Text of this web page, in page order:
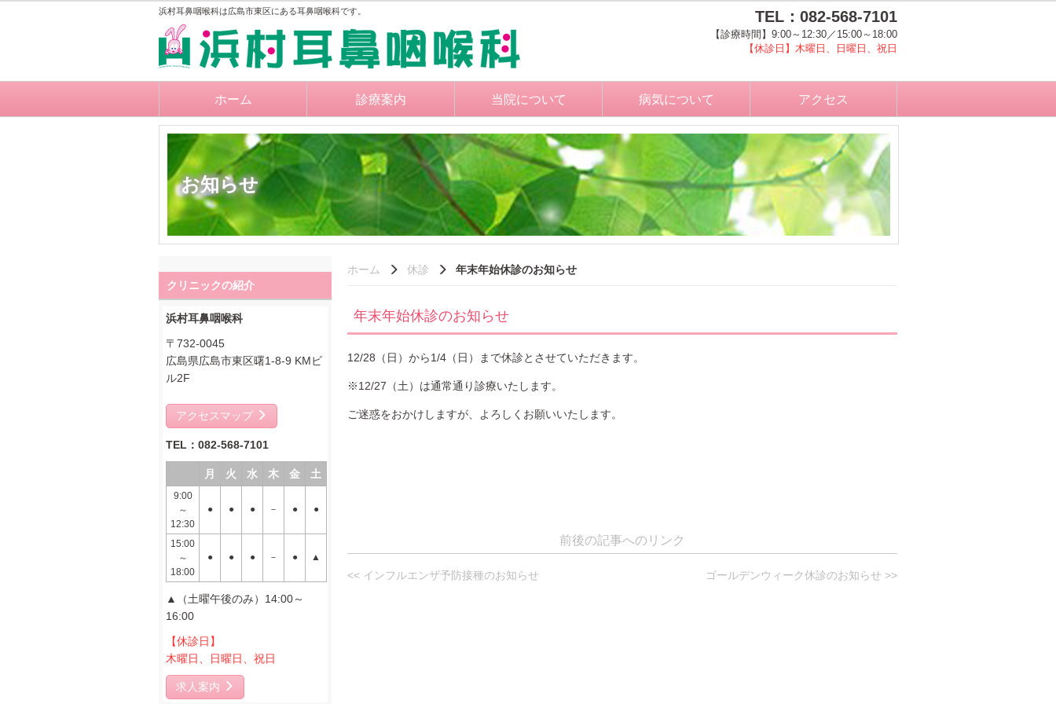
浜村耳鼻咽喉科は広島市東区にある耳鼻咽喉科です。 TEL：082-568-7101
【診療時間】9:00～12:30／15:00～18:00
【休診日】木曜日、日曜日、祝日
ホーム 診療案内 当院について 病気について アクセス
お知らせ
ホーム 休診 年末年始休診のお知らせ
年末年始休診のお知らせ
12/28（日）から1/4（日）まで休診とさせていただきます。
※12/27（土）は通常通り診療いたします。
ご迷惑をおかけしますが、よろしくお願いいたします。
前後の記事へのリンク
<< インフルエンザ予防接種のお知らせ ゴールデンウィーク休診のお知らせ >>
クリニックの紹介
浜村耳鼻咽喉科
〒732-0045
広島県広島市東区曙1-8-9 KMビ
ル2F
アクセスマップ
TEL：082-568-7101
月 火 水 木 金 土
9:00
～
12:30
● ● ● － ● ●
15:00
～
18:00
● ● ● － ● ▲
▲（土曜午後のみ）14:00～
16:00
【休診日】
木曜日、日曜日、祝日
求人案内